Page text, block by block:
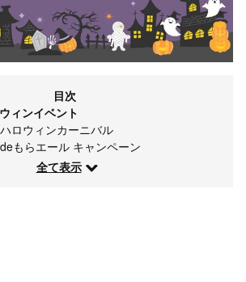
目次
ィンイベント
ロウィンカーニバル
もらエール キャンペーン
全て表示